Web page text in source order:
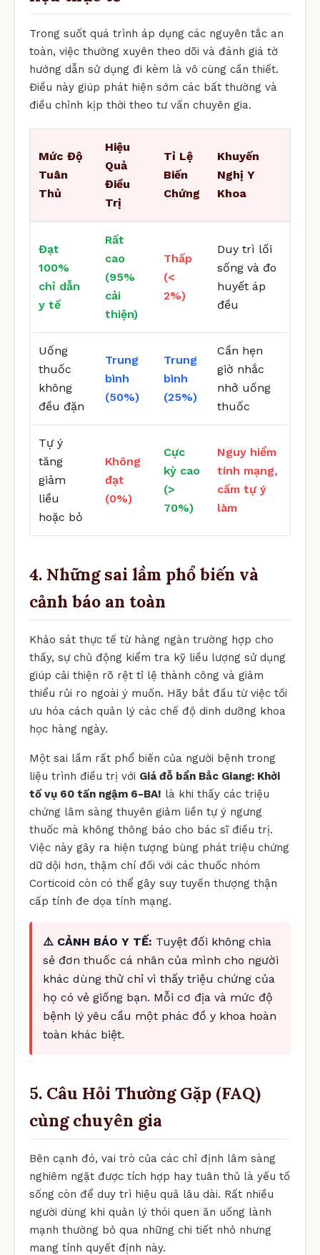
Trong suốt quá trình áp dụng các nguyên tắc an
toàn, việc thường xuyên theo dõi và đánh giá tờ
hướng dẫn sử dụng đi kèm là vô cùng cần thiết.
Điều này giúp phát hiện sớm các bất thường và
điều chỉnh kịp thời theo tư vấn chuyên gia.
Mức Độ
Tuân
Thủ
Hiệu
Quả
Điều
Trị
Tỉ Lệ
Biến
Chứng
Khuyến
Nghị Y
Khoa
Đạt
100%
chỉ dẫn
y tế
Rất
cao
(95%
cải
thiện)
Thấp
(<
2%)
Duy trì lối
sống và đo
huyết áp
đều
Uống
thuốc
không
đều đặn
Trung
bình
(50%)
Trung
bình
(25%)
Cần hẹn
giờ nhắc
nhở uống
thuốc
Tự ý
tăng
giảm
liều
hoặc bỏ
Không
đạt
(0%)
Cực
kỳ cao
(>
70%)
Nguy hiểm
tính mạng,
cấm tự ý
làm
4. Những sai lầm phổ biến và
cảnh báo an toàn
Khảo sát thực tế từ hàng ngàn trường hợp cho
thấy, sự chủ động kiểm tra kỹ liều lượng sử dụng
giúp cải thiện rõ rệt tỉ lệ thành công và giảm
thiểu rủi ro ngoài ý muốn. Hãy bắt đầu từ việc tối
ưu hóa cách quản lý các chế độ dinh dưỡng khoa
học hàng ngày.
Một sai lầm rất phổ biến của người bệnh trong
liệu trình điều trị với Giá đỗ bẩn Bắc Giang: Khởi
tố vụ 60 tấn ngậm 6-BA! là khi thấy các triệu
chứng lâm sàng thuyên giảm liền tự ý ngưng
thuốc mà không thông báo cho bác sĩ điều trị.
Việc này gây ra hiện tượng bùng phát triệu chứng
dữ dội hơn, thậm chí đối với các thuốc nhóm
Corticoid còn có thể gây suy tuyến thượng thận
cấp tính đe dọa tính mạng.
⚠️ CẢNH BÁO Y TẾ: Tuyệt đối không chia
sẻ đơn thuốc cá nhân của mình cho người
khác dùng thử chỉ vì thấy triệu chứng của
họ có vẻ giống bạn. Mỗi cơ địa và mức độ
bệnh lý yêu cầu một phác đồ y khoa hoàn
toàn khác biệt.
5. Câu Hỏi Thường Gặp (FAQ)
cùng chuyên gia
Bên cạnh đó, vai trò của các chỉ định lâm sàng
nghiêm ngặt được tích hợp hay tuân thủ là yếu tố
sống còn để duy trì hiệu quả lâu dài. Rất nhiều
người dùng khi quản lý thói quen ăn uống lành
mạnh thường bỏ qua những chi tiết nhỏ nhưng
mang tính quyết định này.